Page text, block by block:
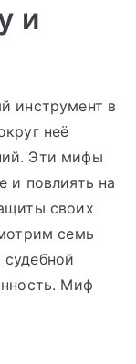
и
инструмент в
неё
Эти мифы
и повлиять на
своих
семь
Миф